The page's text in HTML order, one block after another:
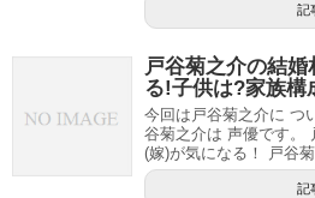
記
戸谷菊之介の結
る!子供は?家族構
今回は戸谷菊之介に つ
谷菊之介は 声優です。
(嫁)が気になる！ 戸谷
記